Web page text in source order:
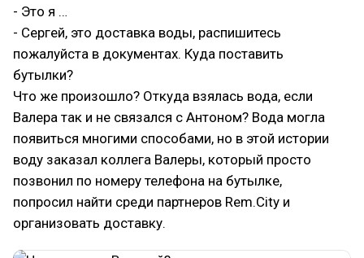
- Это я …
- Сергей, это доставка воды, распишитесь
пожалуйста в документах. Куда поставить
бутылки?
Что же произошло? Откуда взялась вода, если
Валера так и не связался с Антоном? Вода могла
появиться многими способами, но в этой истории
воду заказал коллега Валеры, который просто
позвонил по номеру телефона на бутылке,
попросил найти среди партнеров Rem.City и
организовать доставку.